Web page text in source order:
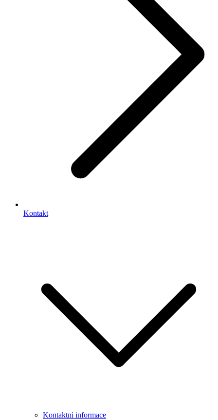
Kontakt
Kontaktní informace